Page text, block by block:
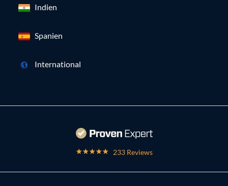
Indien
Spanien
International
233 Reviews